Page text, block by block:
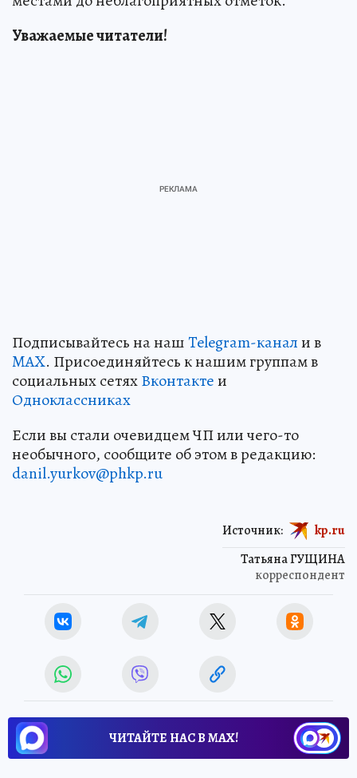
Уважаемые читатели!
Подписывайтесь на нашTelegram-канали в
MAX. Присоединяйтесь к нашим группам в
социальных сетяхВконтактеи
Одноклассниках
Если вы стали очевидцем ЧП или чего-то
необычного, сообщите об этом в редакцию:
danil.yurkov@phkp.ru
Татьяна ГУЩИНА
корреспондент
Источник: kp.ru
ЧИТАЙТЕ НАС В МАХ!